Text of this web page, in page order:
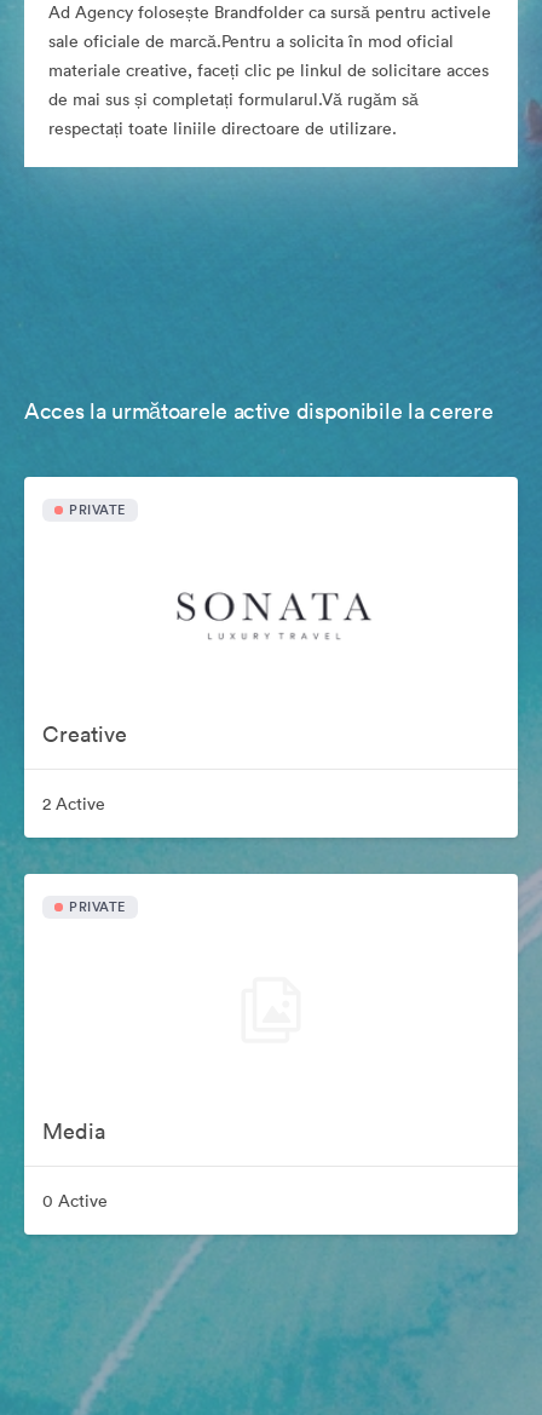
Ad Agency folosește Brandfolder ca sursă pentru activele
sale oficiale de marcă.Pentru a solicita în mod oficial
materiale creative, faceți clic pe linkul de solicitare acces
de mai sus și completați formularul.Vă rugăm să
respectați toate liniile directoare de utilizare.
Acces la următoarele active disponibile la cerere
PRIVATE
Creative
2 Active
PRIVATE
Media
0 Active